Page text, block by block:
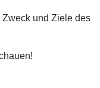
Zweck und Ziele des